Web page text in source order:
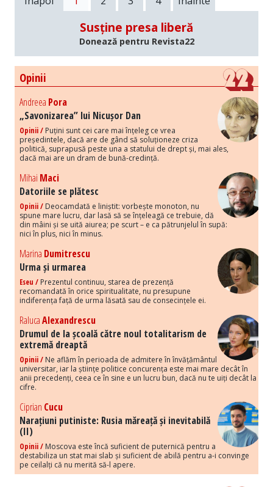
Susține presa liberă
Donează pentru Revista22
Opinii
Andreea Pora
„Savonizarea” lui Nicușor Dan
Opinii / Puțini sunt cei care mai înțeleg ce vrea
președintele, dacă are de gând să soluționeze criza
politică, suprapusă peste una a statului de drept și, mai ales,
dacă mai are un dram de bună-credință.
Mihai Maci
Datoriile se plătesc
Opinii / Deocamdată e liniștit: vorbește monoton, nu
spune mare lucru, dar lasă să se înțeleagă ce trebuie, dă
din mâini și se uită aiurea; pe scurt – e ca pătrunjelul în supă:
nici în plus, nici în minus.
Marina Dumitrescu
Urma și urmarea
Eseu / Prezentul continuu, starea de prezență
recomandată în orice spiritualitate, nu presupune
indiferența față de urma lăsată sau de consecințele ei.
RalucaAlexandrescu
Drumul de la școală către noul totalitarism de
extremă dreaptă
Opinii / Ne aflăm în perioada de admitere în învățământul
universitar, iar la științe politice concurența este mai mare decât în
anii precedenți, ceea ce în sine e un lucru bun, dacă nu te uiți decât la
cifre.
Ciprian Cucu
Narațiuni putiniste: Rusia măreață și inevitabilă
(II)
Opinii / Moscova este încă suficient de puternică pentru a
destabiliza un stat mai slab și suficient de abilă pentru a-i convinge
pe ceilalți că nu merită să-l apere.